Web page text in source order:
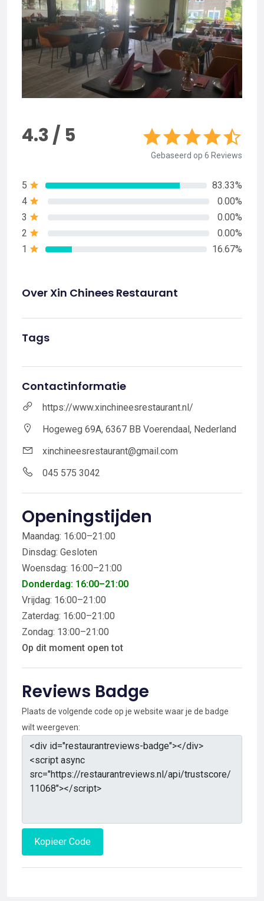
4.3 / 5
Gebaseerd op 6 Reviews
5
83.33%
4
0.00%
3
0.00%
2
0.00%
1
16.67%
Over Xin Chinees Restaurant
Tags
Contactinformatie
https://www.xinchineesrestaurant.nl/
Hogeweg 69A, 6367 BB Voerendaal, Nederland
xinchineesrestaurant@gmail.com
045 575 3042
Openingstijden
Maandag: 16:00–21:00
Dinsdag: Gesloten
Woensdag: 16:00–21:00
Donderdag: 16:00–21:00
Vrijdag: 16:00–21:00
Zaterdag: 16:00–21:00
Zondag: 13:00–21:00
Op dit moment open tot
Reviews Badge
Plaats de volgende code op je website waar je de badge
wilt weergeven:
Kopieer Code